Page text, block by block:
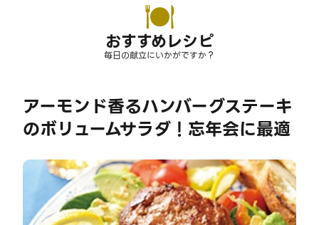
おすすめレシピ
毎日の献立にいかがですか？
アーモンド香るハンバーグステーキ
のボリュームサラダ！忘年会に最適